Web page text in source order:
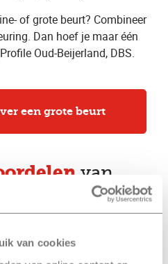
van cookies
of grote beurt? Combineer
Dan hoef je maar één
Oud-Beijerland, DBS.
een grote beurt
van
Oud-
DBS